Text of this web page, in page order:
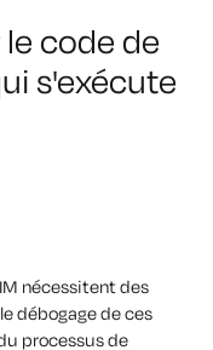
code de
s'exécute
nécessitent des
débogage de ces
processus de